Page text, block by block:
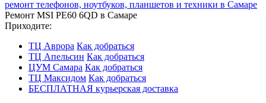
ремонт телефонов, ноутбуков, планшетов и техники в Самаре
Ремонт MSI PE60 6QD в Самаре
Приходите:
ТЦ Аврора Как добраться
ТЦ Апельсин Как добраться
ЦУМ Самара Как добраться
ТЦ Максидом Как добраться
БЕСПЛАТНАЯ курьерская доставка